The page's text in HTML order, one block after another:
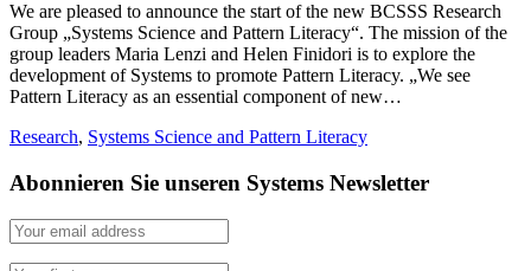
We are pleased to announce the start of the new BCSSS Research
Group „Systems Science and Pattern Literacy“. The mission of the
group leaders Maria Lenzi and Helen Finidori is to explore the
development of Systems to promote Pattern Literacy. „We see
Pattern Literacy as an essential component of new…
Research, Systems Science and Pattern Literacy
Abonnieren Sie unseren Systems Newsletter